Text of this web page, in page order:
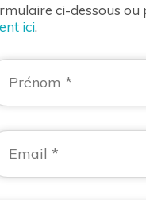
ci-dessous ou
ici.